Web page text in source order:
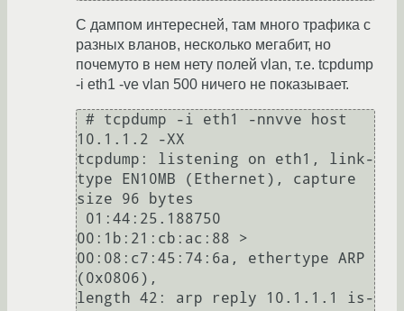
С дампом интересней, там много трафика с
разных вланов, несколько мегабит, но
почемуто в нем нету полей vlan, т.е. tcpdump
-i eth1 -ve vlan 500 ничего не показывает.
10.1.1.2 -XX
tcpdump: listening on eth1, link-
type EN10MB (Ethernet), capture
size 96 bytes
00:1b:21:cb:ac:88 >
00:08:c7:45:74:6a, ethertype ARP
(0x0806),
length 42: arp reply 10.1.1.1 is-